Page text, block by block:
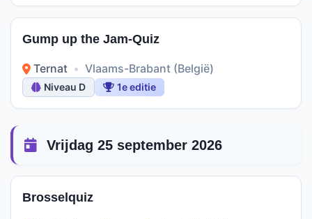
Gump up the Jam-Quiz
Ternat • Vlaams-Brabant (België)
Niveau D 1e editie
Vrijdag 25 september 2026
Brosselquiz